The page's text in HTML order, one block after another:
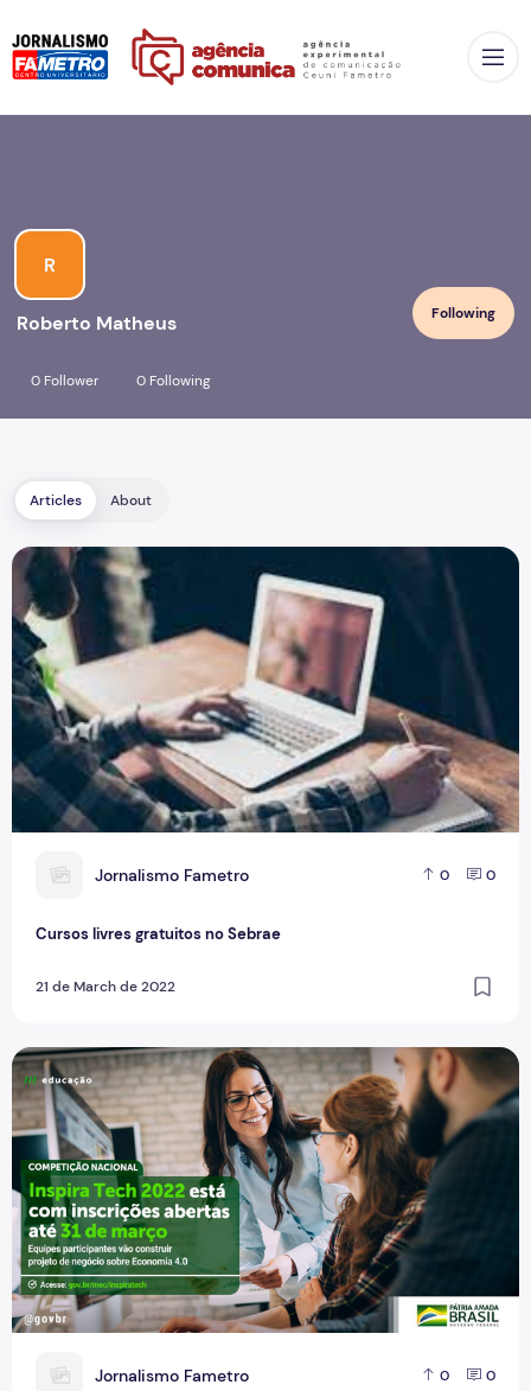
R
Roberto Matheus Following
0 Follower 0 Following
Articles About
J Jornalismo Fametro 0 0
Cursos livres gratuitos no Sebrae
21 de March de 2022
Cursos livres gratuitos no Sebrae
J Jornalismo Fametro 0 0
Últimas semanas de inscrição para o Inspira Tech